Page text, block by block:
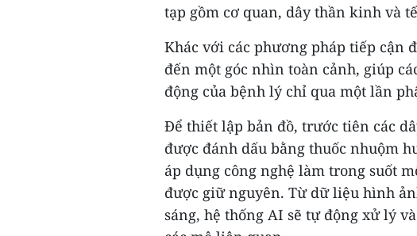
tạp gồm cơ quan, dây thần kinh và
Khác với các phương pháp tiếp cận
đến một góc nhìn toàn cảnh, giúp
động của bệnh lý chỉ qua một lần
Để thiết lập bản đồ, trước tiên các
được đánh dấu bằng thuốc nhuộm
áp dụng công nghệ làm trong suốt
được giữ nguyên. Từ dữ liệu hình
sáng, hệ thống AI sẽ tự động xử lý